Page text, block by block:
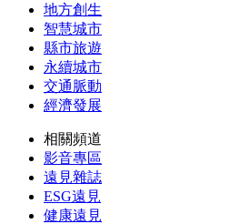
地方創生
智慧城市
縣市旅遊
永續城市
交通脈動
經濟發展
相關頻道
影音專區
遠見雜誌
ESG遠見
健康遠見